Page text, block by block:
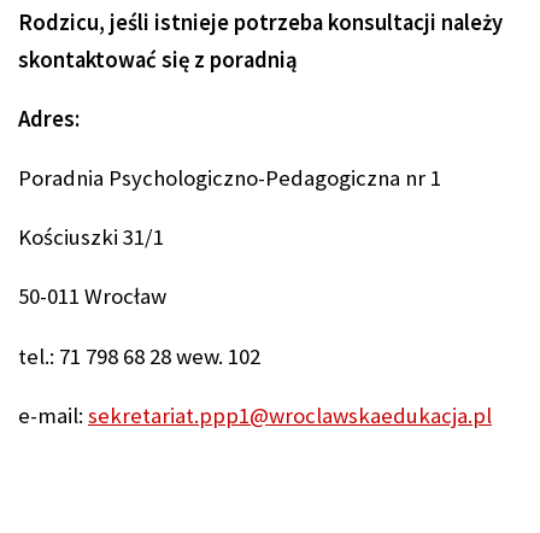
Rodzicu, jeśli istnieje potrzeba konsultacji należy
skontaktować się z poradnią
Adres:
Poradnia Psychologiczno-Pedagogiczna nr 1
Kościuszki 31/1
50-011 Wrocław
tel.: 71 798 68 28 wew. 102
e-mail: sekretariat.ppp1@wroclawskaedukacja.pl